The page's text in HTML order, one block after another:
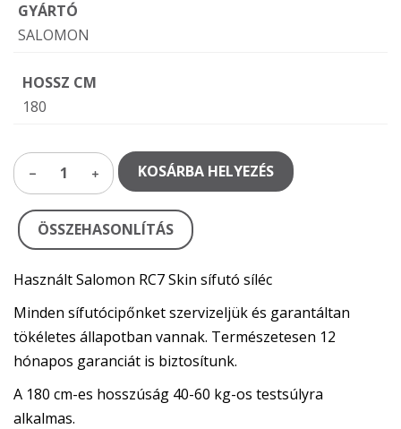
GYÁRTÓ
SALOMON
HOSSZ CM
180
1 KOSÁRBA HELYEZÉS
ÖSSZEHASONLÍTÁS
Használt Salomon RC7 Skin sífutó síléc
Minden sífutócipőnket szervizeljük és garantáltan
tökéletes állapotban vannak. Természetesen 12
hónapos garanciát is biztosítunk.
A 180 cm-es hosszúság 40-60 kg-os testsúlyra
alkalmas.